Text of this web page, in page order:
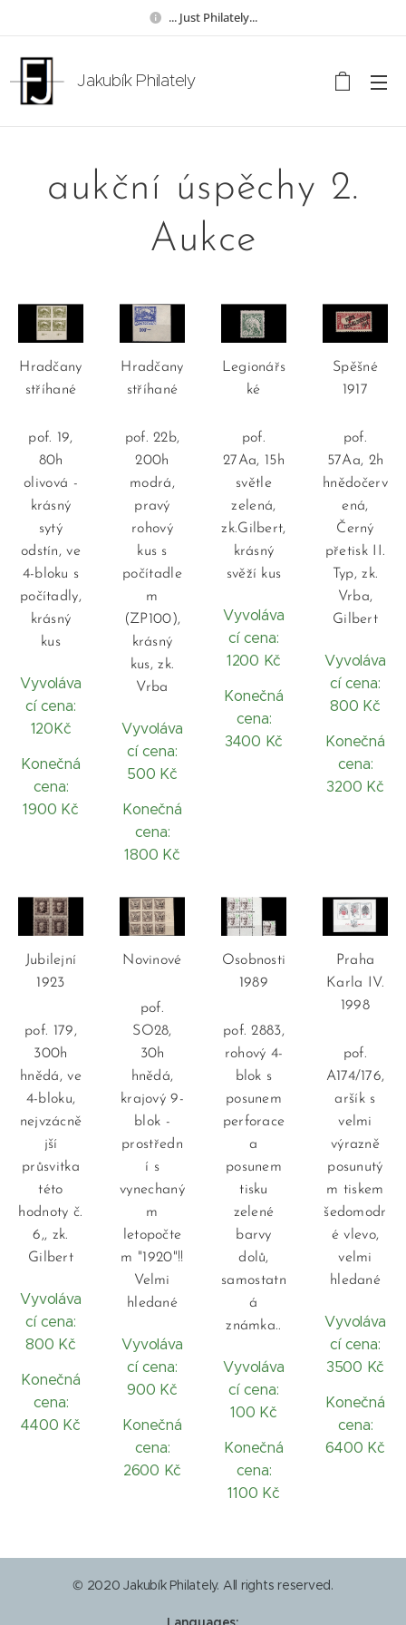
... Just Philately...
Jakubík Philately
aukční úspěchy 2.
Aukce
Hradčany
stříhané
pof. 19,
80h
olivová -
krásný
sytý
odstín, ve
4-bloku s
počítadly,
krásný
kus
Vyvoláva
cí cena:
120Kč
Konečná
cena:
1900 Kč
Hradčany
stříhané
pof. 22b,
200h
modrá,
pravý
rohový
kus s
počítadle
m
(ZP100),
krásný
kus, zk.
Vrba
Vyvoláva
cí cena:
500 Kč
Konečná
cena:
1800 Kč
Legionářs
ké
pof.
27Aa, 15h
světle
zelená,
zk.Gilbert,
krásný
svěží kus
Vyvoláva
cí cena:
1200 Kč
Konečná
cena:
3400 Kč
Spěšné
1917
pof.
57Aa, 2h
hnědočerv
ená,
Černý
přetisk II.
Typ, zk.
Vrba,
Gilbert
Vyvoláva
cí cena:
800 Kč
Konečná
cena:
3200 Kč
Jubilejní
1923
pof. 179,
300h
hnědá, ve
4-bloku,
nejvzácně
jší
průsvitka
této
hodnoty č.
6,, zk.
Gilbert
Vyvoláva
cí cena:
800 Kč
Konečná
cena:
4400 Kč
Novinové
pof.
SO28,
30h
hnědá,
krajový 9-
blok -
prostředn
í s
vynechaný
m
letopočte
m "1920"!!
Velmi
hledané
Vyvoláva
cí cena:
900 Kč
Konečná
cena:
2600 Kč
Osobnosti
1989
pof. 2883,
rohový 4-
blok s
posunem
perforace
a
posunem
tisku
zelené
barvy
dolů,
samostatn
á
známka..
Vyvoláva
cí cena:
100 Kč
Konečná
cena:
1100 Kč
Praha
Karla IV.
1998
pof.
A174/176,
aršík s
velmi
výrazně
posunutý
m tiskem
šedomodr
é vlevo,
velmi
hledané
Vyvoláva
cí cena:
3500 Kč
Konečná
cena:
6400 Kč
© 2020 Jakubík Philately. All rights reserved.